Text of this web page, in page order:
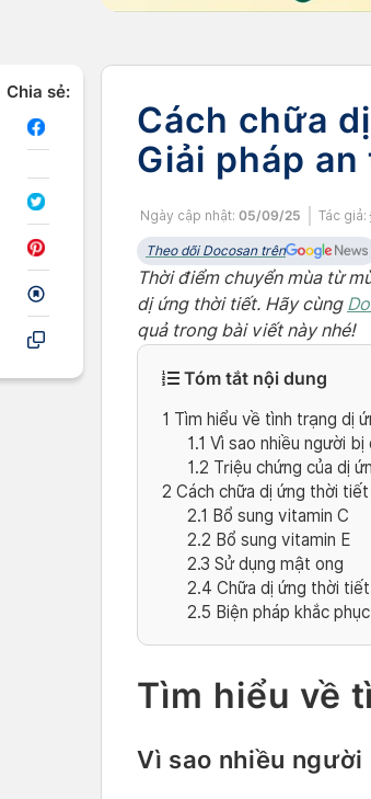
Chia sẻ:
Cách chữa
Giải pháp
Ngày cập nhật: 05/09/25 Tác giả:
Theo dõi Docosan trên
Thời điểm chuyển mùa từ
dị ứng thời tiết. Hãy cùng
quả trong bài viết này nhé!
Tóm tắt nội dung
1 Tìm hiểu về tình trạng dị
1.1 Vì sao nhiều người
1.2 Triệu chứng của dị
2 Cách chữa dị ứng thời
2.1 Bổ sung vitamin C
2.2 Bổ sung vitamin E
2.3 Sử dụng mật ong
2.4 Chữa dị ứng thời
2.5 Biện pháp khắc
Tìm hiểu về
Vì sao nhiều